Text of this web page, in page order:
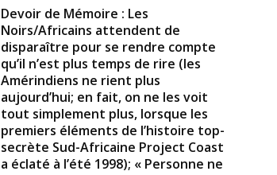
Devoir de Mémoire : Les
Noirs/Africains attendent de
disparaître pour se rendre compte
qu’il n’est plus temps de rire (les
Amérindiens ne rient plus
aujourd’hui; en fait, on ne les voit
tout simplement plus, lorsque les
premiers éléments de l’histoire top-
secrète Sud-Africaine Project Coast
a éclaté à l’été 1998); « Personne ne